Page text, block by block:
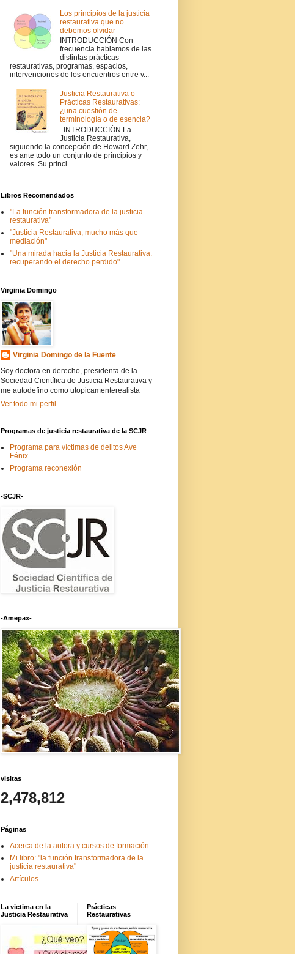
Los principios de la justicia
restaurativa que no
debemos olvidar
INTRODUCCIÓN Con
frecuencia hablamos de las
distintas prácticas
restaurativas, programas, espacios,
intervenciones de los encuentros entre v...
Justicia Restaurativa o
Prácticas Restaurativas:
¿una cuestión de
terminología o de esencia?
INTRODUCCIÓN La
Justicia Restaurativa,
siguiendo la concepción de Howard Zehr,
es ante todo un conjunto de principios y
valores. Su princi...
Libros Recomendados
"La función transformadora de la justicia
restaurativa"
"Justicia Restaurativa, mucho más que
mediación"
"Una mirada hacia la Justicia Restaurativa:
recuperando el derecho perdido"
Virginia Domingo
Virginia Domingo de la Fuente
Soy doctora en derecho, presidenta de la
Sociedad Científica de Justicia Restaurativa y
me autodefino como utopicamenterealista
Ver todo mi perfil
Programas de justicia restaurativa de la SCJR
Programa para víctimas de delitos Ave
Fénix
Programa reconexión
-SCJR-
-Amepax-
visitas
2,478,812
Páginas
Acerca de la autora y cursos de formación
Mi libro: "la función transformadora de la
justicia restaurativa"
Artículos
La victima en la
Justicia Restaurativa
Prácticas
Restaurativas